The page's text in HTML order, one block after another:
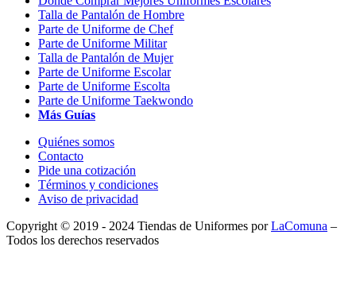
Talla de Pantalón de Hombre
Parte de Uniforme de Chef
Parte de Uniforme Militar
Talla de Pantalón de Mujer
Parte de Uniforme Escolar
Parte de Uniforme Escolta
Parte de Uniforme Taekwondo
Más Guías
Quiénes somos
Contacto
Pide una cotización
Términos y condiciones
Aviso de privacidad
Copyright © 2019 - 2024 Tiendas de Uniformes porLaComuna –
Todos los derechos reservados